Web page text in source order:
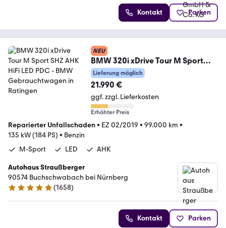
Kontakt Parken
NEU
BMW 320i xDrive Tour M Sport
SHZ AHK HiFi LED PDC
Lieferung möglich
21.990 €
ggf. zzgl. Lieferkosten
Erhöhter Preis
Reparierter Unfallschaden• EZ 02/2019 • 99.000 km •
135 kW (184 PS) • Benzin
M-Sport
LED AHK
Autohaus Straußberger
90574 Buchschwabach bei Nürnberg
4.9 Sterne
(1658)
Kontakt Parken